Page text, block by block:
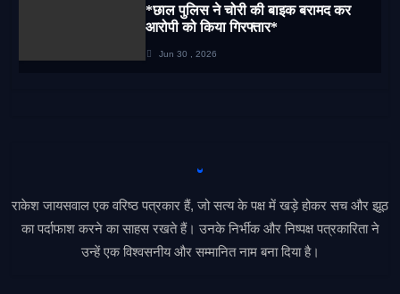
*छाल पुलिस ने चोरी की बाइक बरामद कर
आरोपी को किया गिरफ्तार*
Jun 30 , 2026
राकेश जायसवाल एक वरिष्ठ पत्रकार हैं, जो सत्य के पक्ष में खड़े होकर सच और झूठ
का पर्दाफाश करने का साहस रखते हैं। उनके निर्भीक और निष्पक्ष पत्रकारिता ने
उन्हें एक विश्वसनीय और सम्मानित नाम बना दिया है।